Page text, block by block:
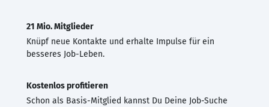
21 Mio. Mitglieder
Knüpf neue Kontakte und erhalte Impulse für ein
besseres Job-Leben.
Kostenlos profitieren
Schon als Basis-Mitglied kannst Du Deine Job-Suche